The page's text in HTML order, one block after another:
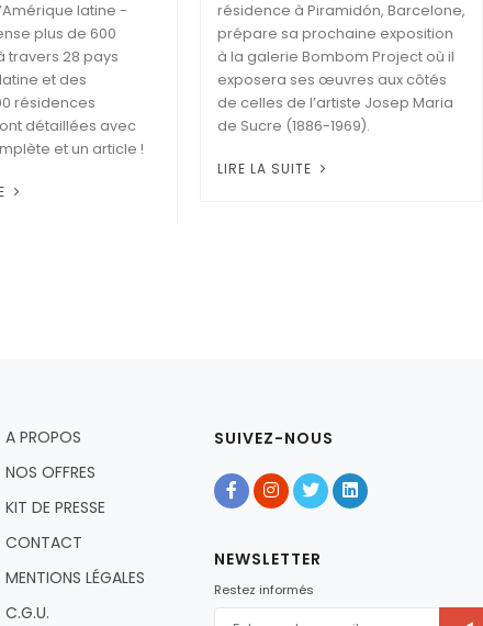
latine -
plus de 600
travers 28 pays
et des
résidences
détaillées avec
et un article !
résidence à Piramidón, Barcelone,
prépare sa prochaine exposition
à la galerie Bombom Project où il
exposera ses œuvres aux côtés
de celles de l’artiste Josep Maria
de Sucre (1886-1969).
LIRE LA SUITE
A PROPOS
NOS OFFRES
KIT DE PRESSE
CONTACT
MENTIONS LÉGALES
C.G.U.
SUIVEZ-NOUS
NEWSLETTER
Restez informés